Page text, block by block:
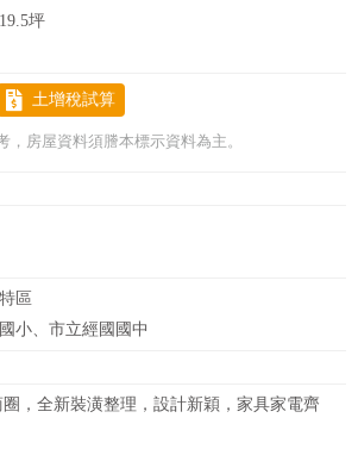
坪
土增稅試算
，房屋資料須謄本標示資料為主。
區
小、市立經國國中
，全新裝潢整理，設計新穎，家具家電齊